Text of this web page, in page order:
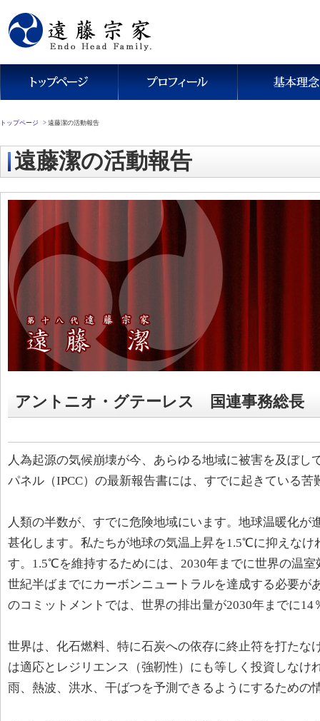
トップページ > 遠藤潔の活動報告
遠藤潔の活動報告
アントニオ・グテーレス 国連事務総長
人為起源の気候崩壊が今、あらゆる地域に被害を及ぼし
パネル（IPCC）の最新報告書には、すでに起きている
人類の半数が、すでに危険地域にいます。地球温暖化が
甚化します。私たちが地球の気温上昇を1.5℃に抑えなけ
す。1.5℃を維持するためには、2030年までに世界の温
世紀半ばまでにカーボンニュートラルを達成する必要が
のコミットメントでは、世界の排出量が2030年までに
世界は、化石燃料、特に石炭への依存に終止符を打たな
は適応とレジリエンス（強靭性）にも等しく投資しなけ
雨、熱波、洪水、干ばつを予測できるようにするための